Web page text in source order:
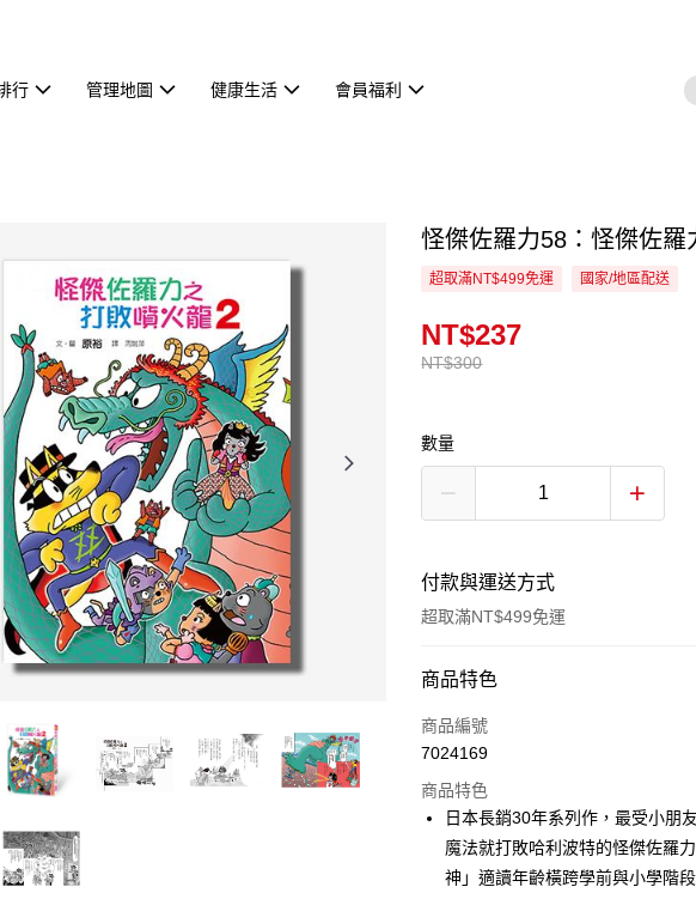
行 管理地圖 健康生活 會員福利
怪傑佐羅力58：怪傑佐羅
超取滿NT$499免運 國家/地區配送
NT$300
NT$237
數量
付款與運送方式
超取滿NT$499免運
付款方式
信用卡一次付款
LINE Pay
Apple Pay
商品特色
商品編號
7024169
商品特色
日本長銷30年系列作，最受小朋
魔法就打敗哈利波特的怪傑佐羅
神」適讀年齡橫跨學前與小學階段